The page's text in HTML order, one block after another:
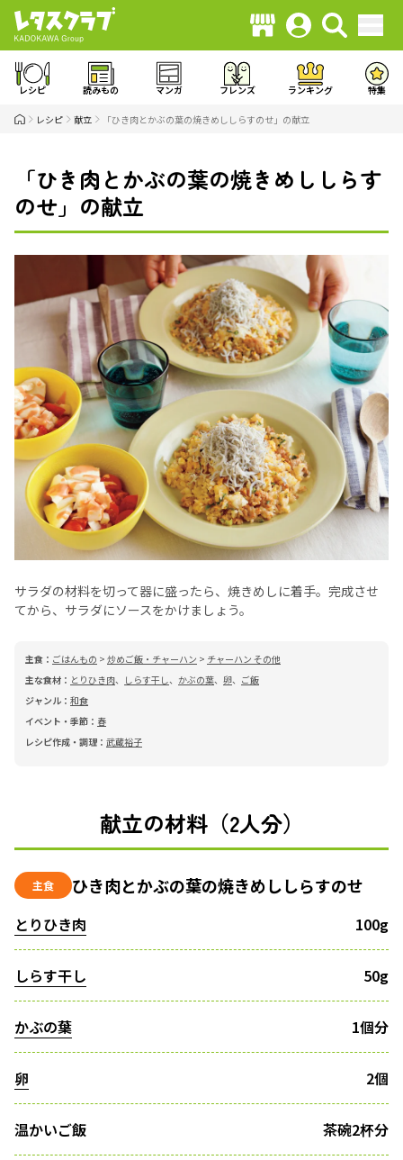
レシピ 読みもの マンガ フレンズ ランキング 特集
レシピ 献立 「ひき肉とかぶの葉の焼きめししらすのせ」の献立
「ひき肉とかぶの葉の焼きめししらす
のせ」の献立
サラダの材料を切って器に盛ったら、焼きめしに着手。完成させ
てから、サラダにソースをかけましょう。
主食： ごはんもの > 炒めご飯・チャーハン > チャーハン その他
主な食材： とりひき肉、 しらす干し、 かぶの葉、 卵、 ご飯
ジャンル： 和食
イベント・季節： 春
レシピ作成・調理： 武蔵裕子
献立の材料（2人分）
主食 ひき肉とかぶの葉の焼きめししらすのせ
とりひき肉 100g
しらす干し 50g
かぶの葉 1個分
卵 2個
温かいご飯 茶碗2杯分